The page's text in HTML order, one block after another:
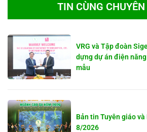
TIN CÙNG
VRG và Tập đoàn
dựng dự án điện
mẫu
Bản tin Tuyên giáo
8/2026